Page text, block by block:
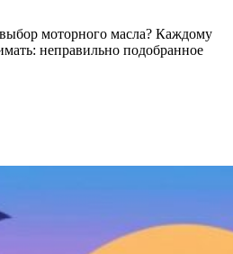
моторного масла? Каждому
неправильно подобранное